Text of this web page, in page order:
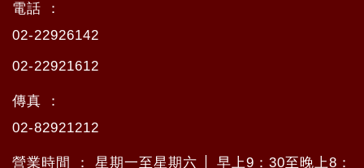
電話 ：
02-22926142
02-22921612
傳真 ：
02-82921212
營業時間 ： 星期一至星期六 │ 早上9：30至晚上8：